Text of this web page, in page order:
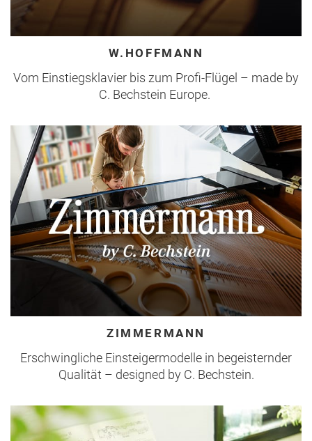
W.HOFFMANN
Vom Einstiegsklavier bis zum Profi-Flügel – made by
C. Bechstein Europe.
ZIMMERMANN
Erschwingliche Einsteigermodelle in begeisternder
Qualität – designed by C. Bechstein.